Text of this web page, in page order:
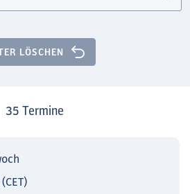
LÖSCHEN
35 Termine